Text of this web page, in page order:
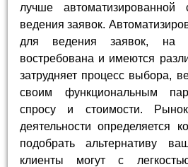
лучше
ведения заявок.
для ведения заявок, на
востребована и имеются
затрудняет процесс выбора,
своим функциональным
спросу и стоимости.
деятельности определяется
подобрать альтернативу
клиенты могут с